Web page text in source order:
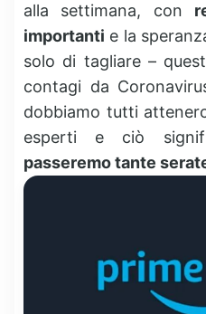
alla settimana, con
importanti e la
solo di tagliare –
contagi da
dobbiamo tutti
esperti e ciò
passeremo tante